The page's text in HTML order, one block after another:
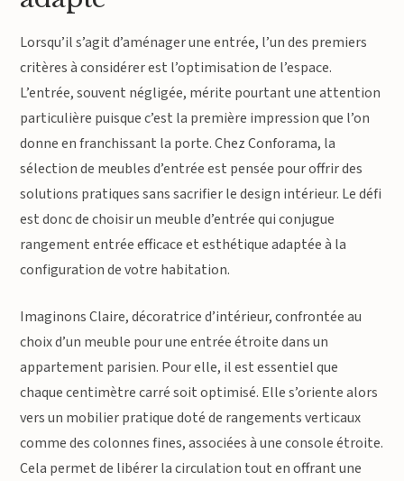
Lorsqu’il s’agit d’aménager une entrée, l’un des premiers
critères à considérer est l’optimisation de l’espace.
L’entrée, souvent négligée, mérite pourtant une attention
particulière puisque c’est la première impression que l’on
donne en franchissant la porte. Chez Conforama, la
sélection de meubles d’entrée est pensée pour offrir des
solutions pratiques sans sacrifier le design intérieur. Le défi
est donc de choisir un meuble d’entrée qui conjugue
rangement entrée efficace et esthétique adaptée à la
configuration de votre habitation.
Imaginons Claire, décoratrice d’intérieur, confrontée au
choix d’un meuble pour une entrée étroite dans un
appartement parisien. Pour elle, il est essentiel que
chaque centimètre carré soit optimisé. Elle s’oriente alors
vers un mobilier pratique doté de rangements verticaux
comme des colonnes fines, associées à une console étroite.
Cela permet de libérer la circulation tout en offrant une